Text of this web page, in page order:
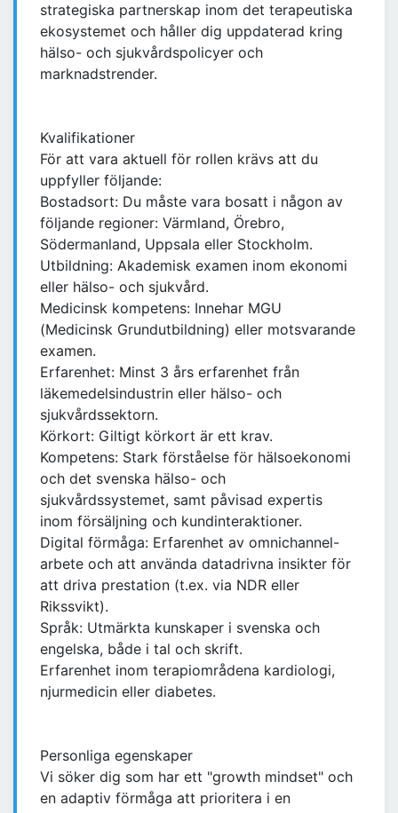
strategiska partnerskap inom det terapeutiska
ekosystemet och håller dig uppdaterad kring
hälso- och sjukvårdspolicyer och
marknadstrender.
Kvalifikationer
För att vara aktuell för rollen krävs att du
uppfyller följande:
Bostadsort: Du måste vara bosatt i någon av
följande regioner: Värmland, Örebro,
Södermanland, Uppsala eller Stockholm.
Utbildning: Akademisk examen inom ekonomi
eller hälso- och sjukvård.
Medicinsk kompetens: Innehar MGU
(Medicinsk Grundutbildning) eller motsvarande
examen.
Erfarenhet: Minst 3 års erfarenhet från
läkemedelsindustrin eller hälso- och
sjukvårdssektorn.
Körkort: Giltigt körkort är ett krav.
Kompetens: Stark förståelse för hälsoekonomi
och det svenska hälso- och
sjukvårdssystemet, samt påvisad expertis
inom försäljning och kundinteraktioner.
Digital förmåga: Erfarenhet av omnichannel-
arbete och att använda datadrivna insikter för
att driva prestation (t.ex. via NDR eller
Rikssvikt).
Språk: Utmärkta kunskaper i svenska och
engelska, både i tal och skrift.
Erfarenhet inom terapiområdena kardiologi,
njurmedicin eller diabetes.
Personliga egenskaper
Vi söker dig som har ett "growth mindset" och
en adaptiv förmåga att prioritera i en